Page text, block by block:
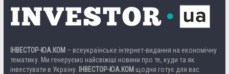
ІНВЕСТОР-ЮА.КОМ – всеукраїнське інтернет-видання на економічну
тематику. Ми генеруємо найсвіжіші новини про те, куди та як
інвестувати в Україну.
ІНВЕСТОР-ЮА.КОМ щодня готує для вас